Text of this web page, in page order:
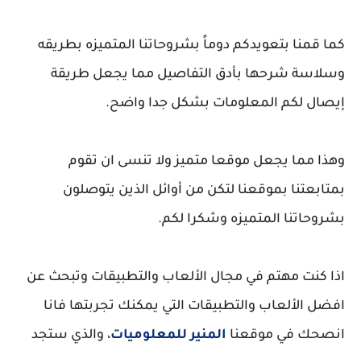
كما قمنا بتعويدكم دوماً بشروحاتنا المتميزه بطريقه
وسلاسة شرحها بأدق التفاصيل مما يجعل طريقة
إيصال لكم المعلومات بشكل جدا واضح.
وهذا مما يجعل موقعا متميز ولا تنسى ان تقوم
بمتابعتنا بموقعنا لتكن من أوائل الذين يتوصلون
بشروحاتنا المتميزه وشكرا لكم.
اذا كنت مهتم في مجال الألعاب والتطبيقات وتبحث عن
افضل الألعاب والتطبيقات التي يمكنك تجربتها فانا
انصحك في موقعنا المنير للمعلوميات، والذي ستجد